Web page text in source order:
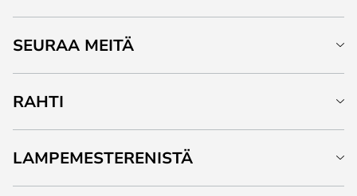
SEURAA MEITÄ
RAHTI
LAMPEMESTERENISTÄ